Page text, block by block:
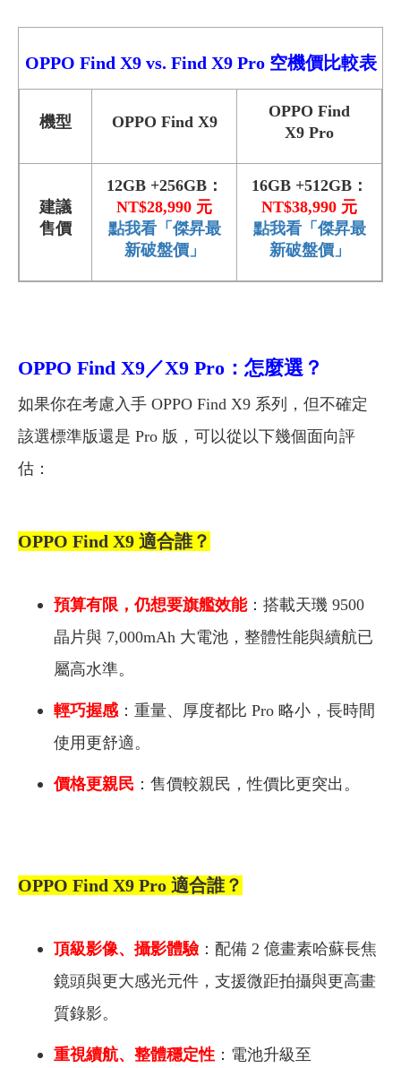
OPPO Find X9 vs. Find X9 Pro 空機價比較表
機型 OPPO Find X9
OPPO Find
X9 Pro
建議
售價
12GB +256GB：
NT$28,990 元
點我看「傑昇最
新破盤價」
16GB +512GB：
NT$38,990 元
點我看「傑昇最
新破盤價」
OPPO Find X9／X9 Pro：怎麼選？
如果你在考慮入手 OPPO Find X9 系列，但不確定
該選標準版還是 Pro 版，可以從以下幾個面向評
估：
OPPO Find X9 適合誰？
預算有限，仍想要旗艦效能：搭載天璣 9500
晶片與 7,000mAh 大電池，整體性能與續航已
屬高水準。
輕巧握感 ：重量、厚度都比 Pro 略小，長時間
使用更舒適。
價格更親民 ：售價較親民，性價比更突出。
OPPO Find X9 Pro 適合誰？
頂級影像、攝影體驗：配備 2 億畫素哈蘇長焦
鏡頭與更大感光元件，支援微距拍攝與更高畫
質錄影。
重視續航、整體穩定性 ：電池升級至